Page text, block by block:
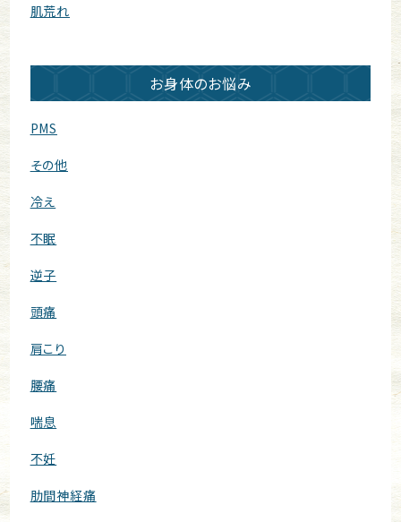
肌荒れ
お身体のお悩み
PMS
その他
冷え
不眠
逆子
頭痛
肩こり
腰痛
喘息
不妊
肋間神経痛